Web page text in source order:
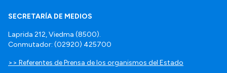
SECRETARÍA DE MEDIOS
Laprida 212, Viedma (8500).
Conmutador: (02920) 425700
>> Referentes de Prensa de los organismos del Estado